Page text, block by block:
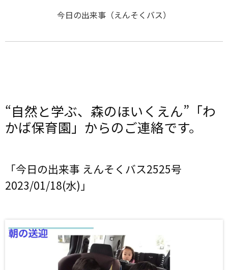
今日の出来事（えんそくバス）
“自然と学ぶ、森のほいくえん”「わ
かば保育園」からのご連絡です。
「今日の出来事 えんそくバス2525号
2023/01/18(水)」